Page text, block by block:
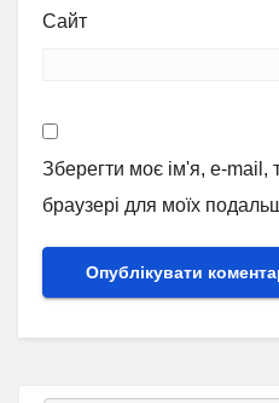
Сайт
Зберегти моє ім'я, e-mail,
браузері для моїх